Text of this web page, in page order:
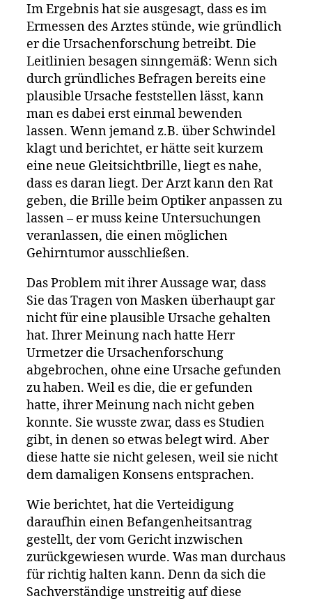
Im Ergebnis hat sie ausgesagt, dass es im
Ermessen des Arztes stünde, wie gründlich
er die Ursachenforschung betreibt. Die
Leitlinien besagen sinngemäß: Wenn sich
durch gründliches Befragen bereits eine
plausible Ursache feststellen lässt, kann
man es dabei erst einmal bewenden
lassen. Wenn jemand z.B. über Schwindel
klagt und berichtet, er hätte seit kurzem
eine neue Gleitsichtbrille, liegt es nahe,
dass es daran liegt. Der Arzt kann den Rat
geben, die Brille beim Optiker anpassen zu
lassen – er muss keine Untersuchungen
veranlassen, die einen möglichen
Gehirntumor ausschließen.
Das Problem mit ihrer Aussage war, dass
Sie das Tragen von Masken überhaupt gar
nicht für eine plausible Ursache gehalten
hat. Ihrer Meinung nach hatte Herr
Urmetzer die Ursachenforschung
abgebrochen, ohne eine Ursache gefunden
zu haben. Weil es die, die er gefunden
hatte, ihrer Meinung nach nicht geben
konnte. Sie wusste zwar, dass es Studien
gibt, in denen so etwas belegt wird. Aber
diese hatte sie nicht gelesen, weil sie nicht
dem damaligen Konsens entsprachen.
Wie berichtet, hat die Verteidigung
daraufhin einen Befangenheitsantrag
gestellt, der vom Gericht inzwischen
zurückgewiesen wurde. Was man durchaus
für richtig halten kann. Denn da sich die
Sachverständige unstreitig auf diese